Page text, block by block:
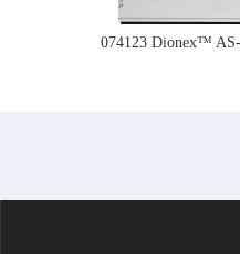
074123 Dionex™